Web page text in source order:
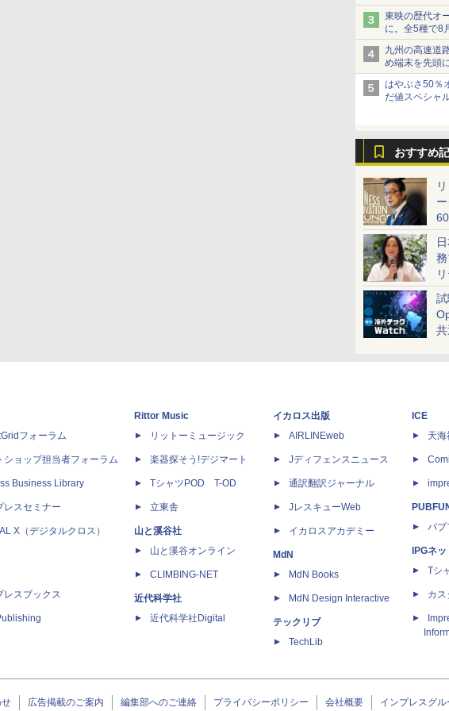
ショーツは
東映の歴代オ
に。全5種で8
九州の高速道
め端末を先頭
回は料金調整
はやぶさ50％
だ値スペシャ
おすすめ
共
フォーラム
ショップ担当者フォーラム
Business Library
レスセミナー
X（デジタルクロス）
レスブックス
Rittor Music
リットーミュージック
楽器探そう!デジマート
TシャツPOD T-OD
立東舎
山と溪谷社
山と溪谷オンライン
CLIMBING-NET
近代科学社
近代科学社Digital
イカロス出版
AIRLINEweb
Jディフェンスニュース
通訳翻訳ジャーナル
JレスキューWeb
イカロスアカデミー
MdN
MdN Books
MdN Design Interactive
テックリブ
TechLib
ICE
天海
パブ
IPGネ
Tシ
カ
広告掲載のご案内 編集部へのご連絡 プライバシーポリシー 会社概要 インプレスグル